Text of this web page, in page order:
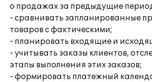
о продажах за предыдущие
- сравнивать запланированные
товаров с фактическими;
- планировать входящие и
- учитывать заказы клиентов,
этапы выполнения этих заказов;
- формировать платежный